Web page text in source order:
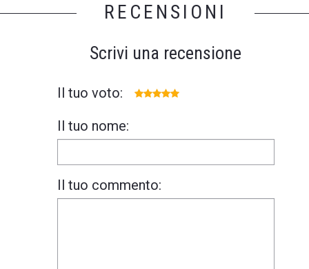
RECENSIONI
Scrivi una recensione
Il tuo voto:
Il tuo nome:
Il tuo commento: